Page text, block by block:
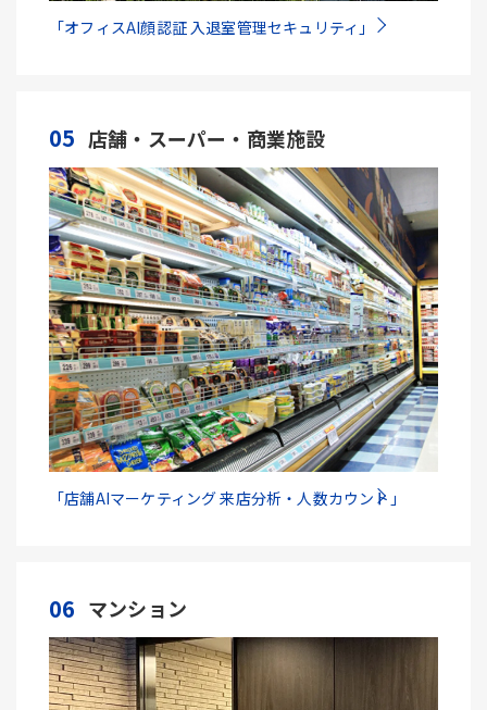
「オフィスAI顔認証 入退室管理セキュリティ」
05 店舗・スーパー・商業施設
「店舗AIマーケティング 来店分析・人数カウント」
06 マンション